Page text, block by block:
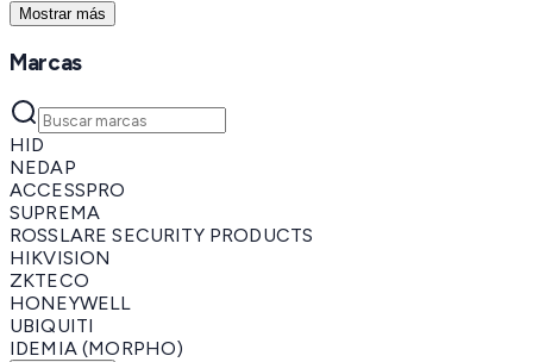
Mostrar más
Marcas
HID
NEDAP
ACCESSPRO
SUPREMA
ROSSLARE SECURITY PRODUCTS
HIKVISION
ZKTECO
HONEYWELL
UBIQUITI
IDEMIA (MORPHO)